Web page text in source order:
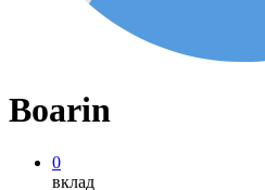
Boarin
0
вклад